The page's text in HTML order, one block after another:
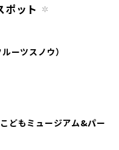
ポット
ーツスノウ）
どもミュージアム&パー